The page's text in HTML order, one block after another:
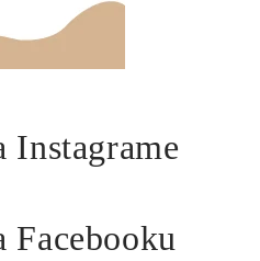
Instagrame
Facebooku